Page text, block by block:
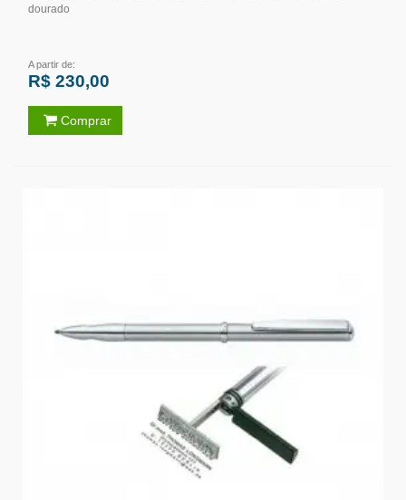
dourado
A partir de:
R$ 230,00
Comprar